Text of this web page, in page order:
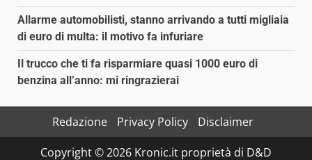
Allarme automobilisti, stanno arrivando a tutti migliaia
di euro di multa: il motivo fa infuriare
Il trucco che ti fa risparmiare quasi 1000 euro di
benzina all’anno: mi ringrazierai
Redazione Privacy Policy
Disclaimer
Copyright © 2026 Kronic.it proprietà di D&D